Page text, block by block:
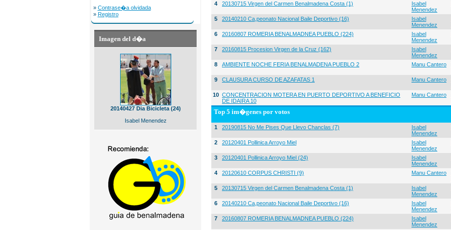
» Contrase�a olvidada
» Registro
Imagen del d�a
20140427 Dia Bicicleta (24)
Isabel Menendez
4 20130715 Virgen del Carmen Benalmadena Costa (1)
Isabel
Menendez
5 20140210 Ca,peonato Nacional Baile Deportivo (16)
Isabel
Menendez
6 20160807 ROMERIA BENALMADNEA PUEBLO (224)
Isabel
Menendez
7 20160815 Procesion Virgen de la Cruz (162)
Isabel
Menendez
8 AMBIENTE NOCHE FERIA BENALMADENA PUEBLO 2 Manu Cantero
9 CLAUSURA CURSO DE AZAFATAS 1 Manu Cantero
10 CONCENTRACION MOTERA EN PUERTO DEPORTIVO A BENEFICIO
DE IDAIRA 10
Manu Cantero
Top 5 im�genes por votos
1 20190815 No Me Pises Que Llevo Chanclas (7)
Isabel
Menendez
2 20120401 Pollinica Arroyo Miel
Isabel
Menendez
3 20120401 Pollinica Arroyo Miel (24)
Isabel
Menendez
4 20120610 CORPUS CHRISTI (9) Manu Cantero
5 20130715 Virgen del Carmen Benalmadena Costa (1)
Isabel
Menendez
6 20140210 Ca,peonato Nacional Baile Deportivo (16)
Isabel
Menendez
7 20160807 ROMERIA BENALMADNEA PUEBLO (224)
Isabel
Menendez